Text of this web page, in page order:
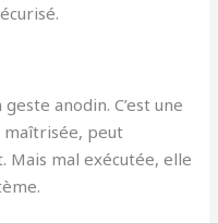
anodin. C’est une
peut
Mais mal exécutée, elle